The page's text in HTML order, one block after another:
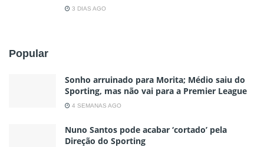
3 DIAS AGO
Popular
Sonho arruinado para Morita; Médio saiu do
Sporting, mas não vai para a Premier League
4 SEMANAS AGO
Nuno Santos pode acabar ‘cortado’ pela
Direção do Sporting